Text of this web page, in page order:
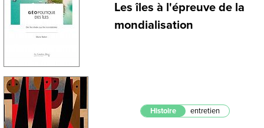
Les îles à l'épreuve de la
mondialisation
Histoire entretien